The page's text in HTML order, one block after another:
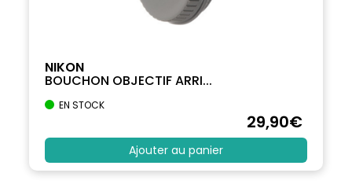
NIKON
BOUCHON OBJECTIF ARRI...
EN STOCK
29,90€
Ajouter au panier